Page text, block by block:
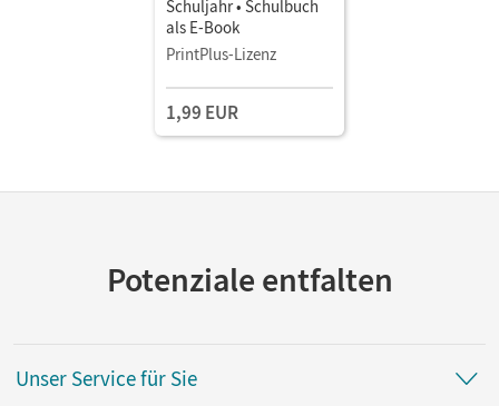
Schuljahr • Schulbuch
als E-Book
PrintPlus-Lizenz
1,99 EUR
Potenziale entfalten
Unser Service für Sie